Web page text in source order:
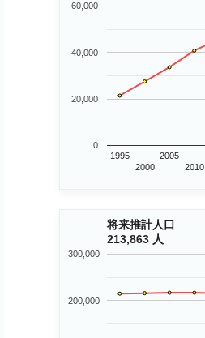
1995
2000
2005
2010
0
20,000
40,000
60,000
将来推計人口
213,863 人
200,000
300,000